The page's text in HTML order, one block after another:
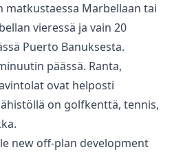
matkustaessa Marbellaan tai
vieressä ja vain ‌20
‌Puerto Banuksesta.
‌päässä. ‌Ranta,
‌ovat helposti
‌on ‌golfkenttä, ‌tennis,
new off-plan development